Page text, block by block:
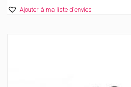
Ajouter à ma liste d'envies